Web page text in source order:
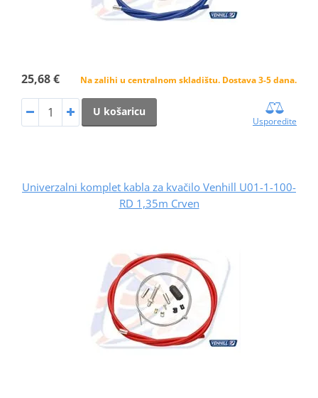
25,68 € Na zalihi u centralnom skladištu. Dostava 3-5 dana.
U košaricu
Usporedite
Univerzalni komplet kabla za kvačilo Venhill U01-1-100-
RD 1,35m Crven